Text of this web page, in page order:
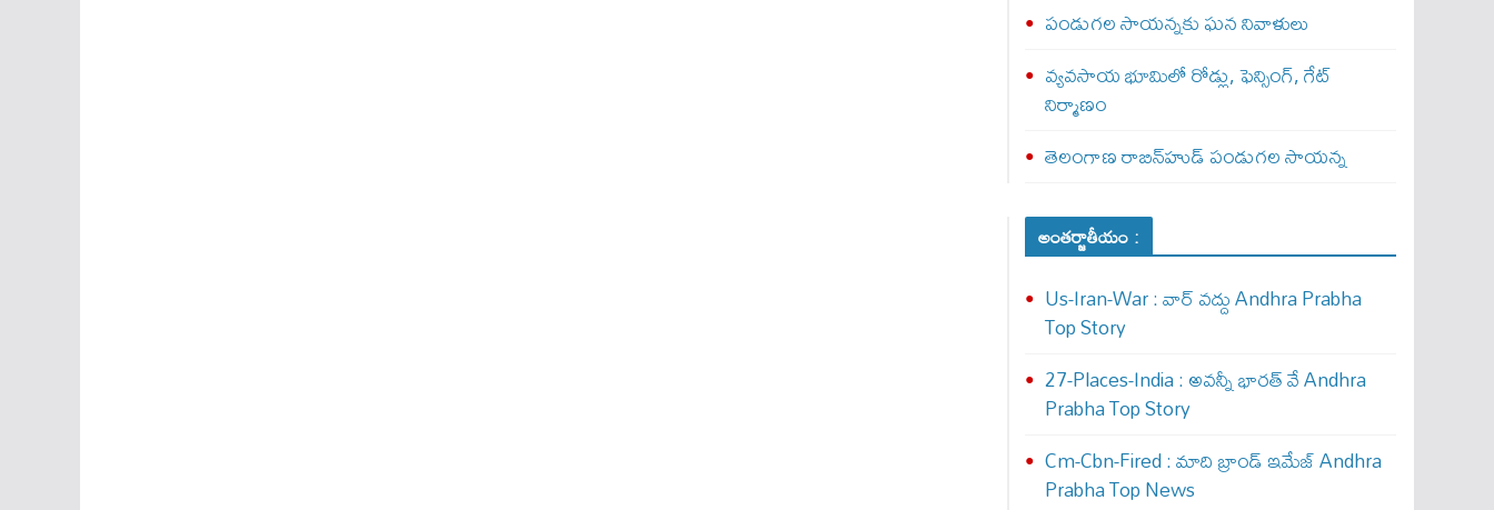
పండుగల సాయన్నకు ఘన నివాళులు
వ్యవసాయ భూమిలో రోడ్లు, ఫెన్సింగ్‌, గేట్‌
నిర్మాణం
తెలంగాణ రాబిన్‌హుడ్ పండుగల సాయన్న
అంతర్జాతీయం :
Us-Iran-War : వార్ వ‌ద్దు Andhra Prabha
Top Story
27-Places-India : అవ‌న్నీ భార‌త్ వే Andhra
Prabha Top Story
Cm-Cbn-Fired : మాది బ్రాండ్ ఇమేజ్ Andhra
Prabha Top News